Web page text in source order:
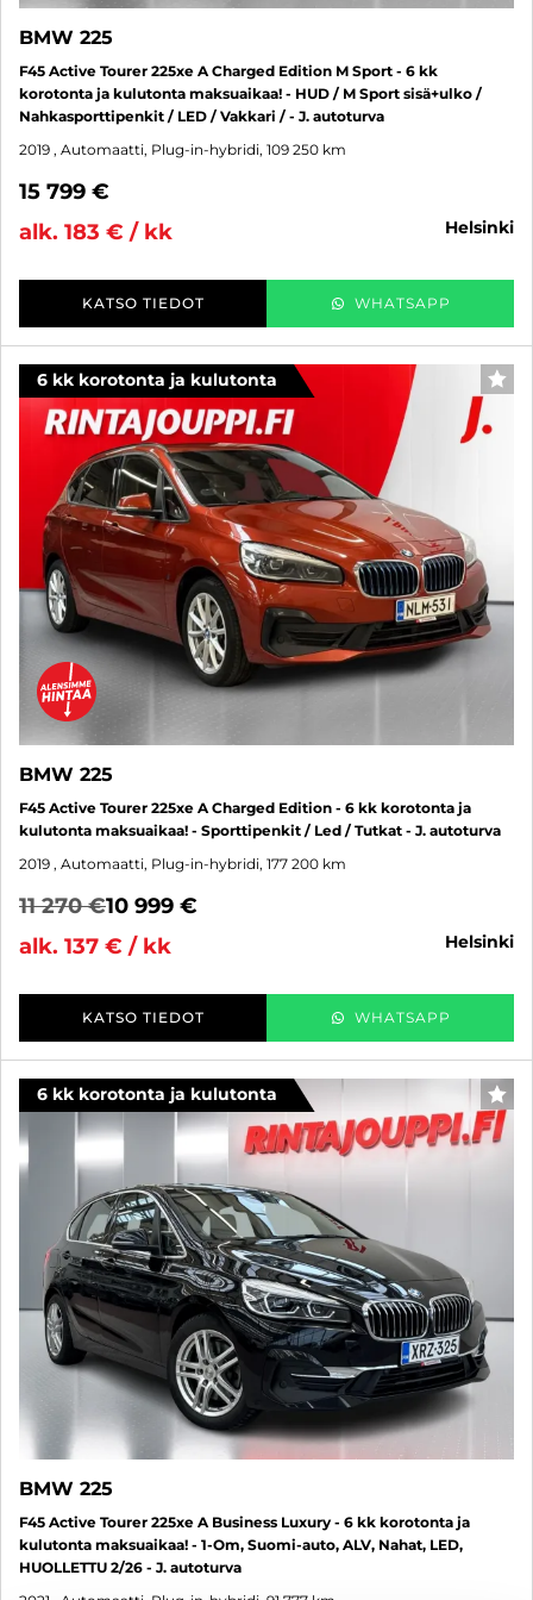
BMW 225
F45 Active Tourer 225xe A Charged Edition M Sport - 6 kk
korotonta ja kulutonta maksuaikaa! - HUD / M Sport sisä+ulko /
Nahkasporttipenkit / LED / Vakkari / - J. autoturva
2019 , Automaatti, Plug-in-hybridi, 109 250 km
15 799 €
alk. 183 € / kk
helsinki
KATSO TIEDOT WHATSAPP
6 kk korotonta ja kulutonta
BMW 225
F45 Active Tourer 225xe A Charged Edition - 6 kk korotonta ja
kulutonta maksuaikaa! - Sporttipenkit / Led / Tutkat - J. autoturva
2019 , Automaatti, Plug-in-hybridi, 177 200 km
11 270 €10 999 €
alk. 137 € / kk
helsinki
KATSO TIEDOT WHATSAPP
6 kk korotonta ja kulutonta
BMW 225
F45 Active Tourer 225xe A Business Luxury - 6 kk korotonta ja
kulutonta maksuaikaa! - 1-Om, Suomi-auto, ALV, Nahat, LED,
HUOLLETTU 2/26 - J. autoturva